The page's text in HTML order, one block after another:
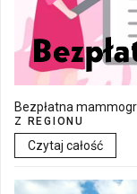
Bezpłatna
Z REGIONU
Czytaj całość